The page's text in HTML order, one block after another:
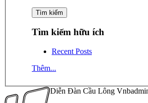
Tìm kiếm hữu ích
Recent Posts
Thêm...
Diễn Đàn Cầu Lông